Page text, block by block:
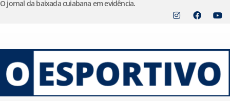
o
conteúdo
O jornal da baixada cuiabana em evidência.